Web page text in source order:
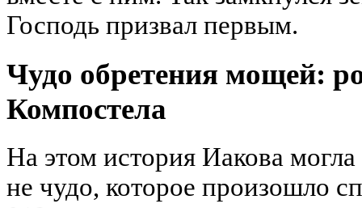
Господь призвал первым.
Чудо обретения мощей:
Компостела
На этом история Иакова
не чудо, которое произошло